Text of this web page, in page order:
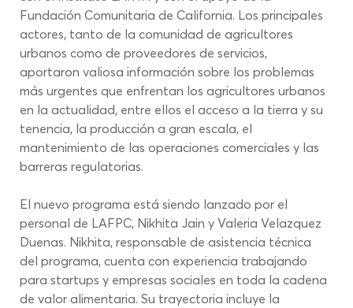
Fundación Comunitaria de California. Los principales
actores, tanto de la comunidad de agricultores
urbanos como de proveedores de servicios,
aportaron valiosa información sobre los problemas
más urgentes que enfrentan los agricultores urbanos
en la actualidad, entre ellos el acceso a la tierra y su
tenencia, la producción a gran escala, el
mantenimiento de las operaciones comerciales y las
barreras regulatorias.
El nuevo programa está siendo lanzado por el
personal de LAFPC, Nikhita Jain y Valeria Velazquez
Duenas. Nikhita, responsable de asistencia técnica
del programa, cuenta con experiencia trabajando
para startups y empresas sociales en toda la cadena
de valor alimentaria. Su trayectoria incluye la